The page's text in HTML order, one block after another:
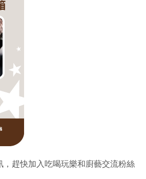
，趕快加入吃喝玩樂和廚藝交流粉絲